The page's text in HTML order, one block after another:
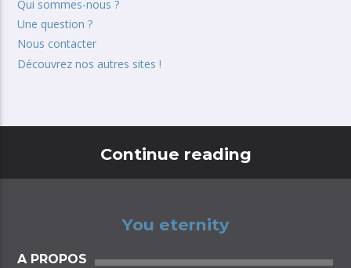
Qui sommes-nous ?
Une question ?
Nous contacter
Découvrez nos autres sites !
Continue reading
You eternity
A PROPOS